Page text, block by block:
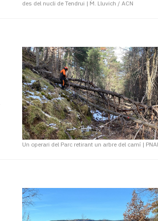
des del nucli de Tendrui | M. Lluvich / ACN
Un operari del Parc retirant un arbre del camí |